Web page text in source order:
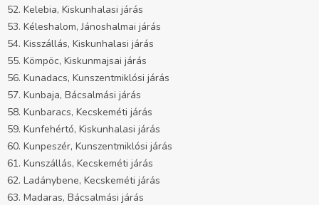
52. Kelebia, Kiskunhalasi járás
53. Kéleshalom, Jánoshalmai járás
54. Kisszállás, Kiskunhalasi járás
55. Kömpöc, Kiskunmajsai járás
56. Kunadacs, Kunszentmiklósi járás
57. Kunbaja, Bácsalmási járás
58. Kunbaracs, Kecskeméti járás
59. Kunfehértó, Kiskunhalasi járás
60. Kunpeszér, Kunszentmiklósi járás
61. Kunszállás, Kecskeméti járás
62. Ladánybene, Kecskeméti járás
63. Madaras, Bácsalmási járás